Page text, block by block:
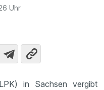
Uhr
in Sachsen vergibt